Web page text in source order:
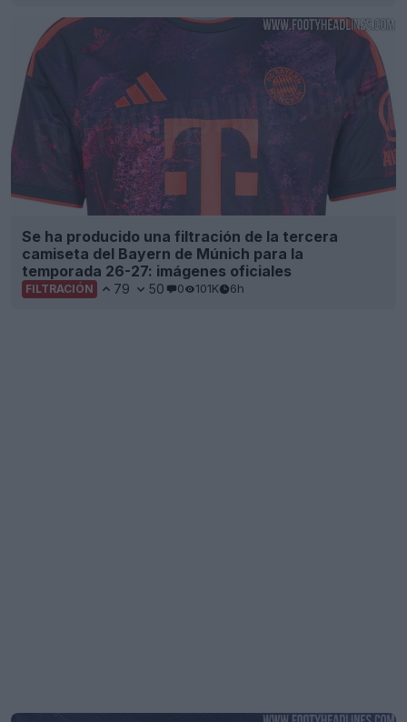
Se ha producido una filtración de la tercera
camiseta del Bayern de Múnich para la
temporada 26-27: imágenes oficiales
FILTRACIÓN 79 50 0 101K 6h